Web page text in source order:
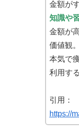
金額が
知識や
金額が
価値観。
本気で
利用す
引用：
https://